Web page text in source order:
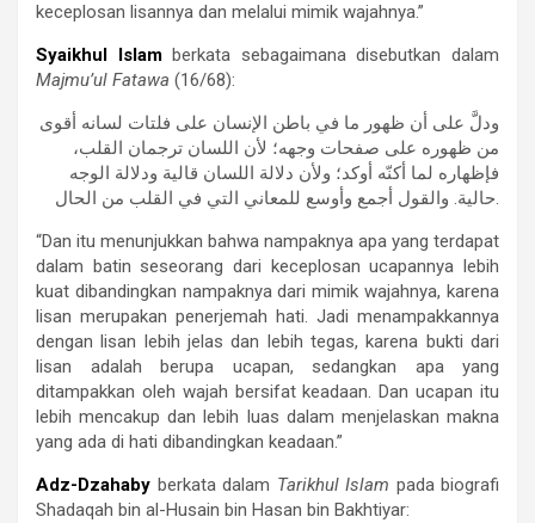
keceplosan lisannya dan melalui mimik wajahnya.”
Syaikhul Islamberkata sebagaimana disebutkan dalam
Majmu’ul Fatawa (16/68):
ودلَّ على أن ظهور ما في باطن الإنسان على فلتات لسانه أقوى
من ظهوره على صفحات وجهه؛ لأن اللسان ترجمان القلب،
فإظهاره لما أكنّه أوكد؛ ولأن دلالة اللسان قالية ودلالة الوجه
حالية. والقول أجمع وأوسع للمعاني التي في القلب من الحال.
“Dan itu menunjukkan bahwa nampaknya apa yang terdapat
dalam batin seseorang dari keceplosan ucapannya lebih
kuat dibandingkan nampaknya dari mimik wajahnya, karena
lisan merupakan penerjemah hati. Jadi menampakkannya
dengan lisan lebih jelas dan lebih tegas, karena bukti dari
lisan adalah berupa ucapan, sedangkan apa yang
ditampakkan oleh wajah bersifat keadaan. Dan ucapan itu
lebih mencakup dan lebih luas dalam menjelaskan makna
yang ada di hati dibandingkan keadaan.”
Adz-Dzahaby berkata dalam Tarikhul Islam pada biografi
Shadaqah bin al-Husain bin Hasan bin Bakhtiyar: